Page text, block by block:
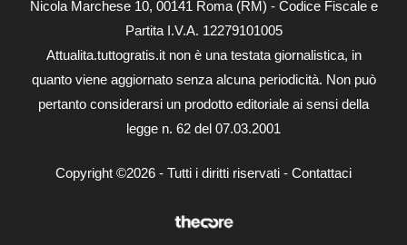
Nicola Marchese 10, 00141 Roma (RM) - Codice Fiscale e
Partita I.V.A. 12279101005
Attualita.tuttogratis.it non è una testata giornalistica, in
quanto viene aggiornato senza alcuna periodicità. Non può
pertanto considerarsi un prodotto editoriale ai sensi della
legge n. 62 del 07.03.2001
Copyright ©2026 - Tutti i diritti riservati - Contattaci